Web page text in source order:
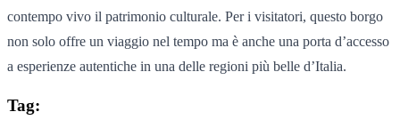
contempo vivo il patrimonio culturale. Per i visitatori, questo borgo
non solo offre un viaggio nel tempo ma è anche una porta d’accesso
a esperienze autentiche in una delle regioni più belle d’Italia.
Tag: